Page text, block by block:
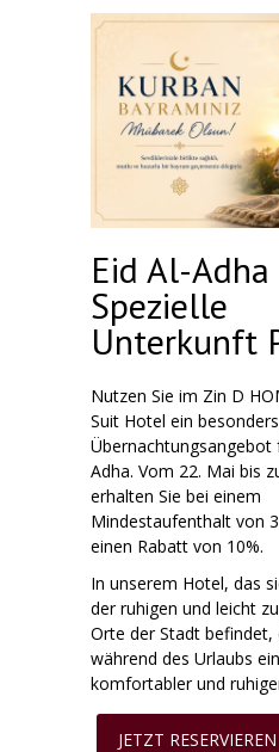
Eid Al-Adha
Spezielle
Unterkunft
Nutzen Sie im Zin D
Suit Hotel ein
Übernachtungsangebot
Adha. Vom 22. Mai bis
erhalten Sie bei einem
Mindestaufenthalt von
einen Rabatt von 10%.
In unserem Hotel, das
der ruhigen und leicht
Orte der Stadt befindet,
während des Urlaubs ein
komfortabler und
JETZT RESERVIEREN